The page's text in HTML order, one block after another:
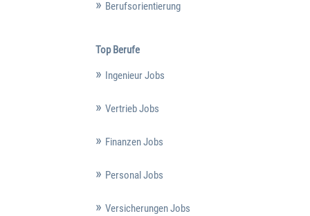
Berufsorientierung
Top Berufe
Ingenieur Jobs
Vertrieb Jobs
Finanzen Jobs
Personal Jobs
Versicherungen Jobs